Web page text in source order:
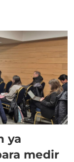
ya
medir